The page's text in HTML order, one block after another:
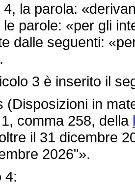
la parola:
parole: «per gli
dalle seguenti:
3 è inserito il
in
comma 258, della
il 31 dicembre
2026"».